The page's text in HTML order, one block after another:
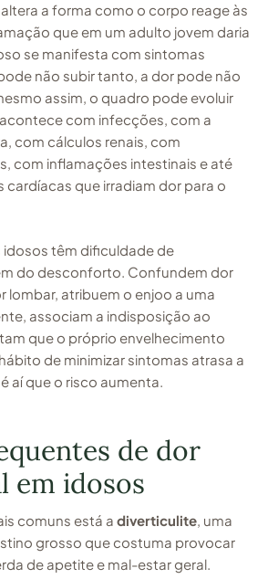
a forma como o corpo reage às
que em um adulto jovem daria
se manifesta com sintomas
não subir tanto, a dor pode não
assim, o quadro pode evoluir
com infecções, com a
com cálculos renais, com
com inflamações intestinais e até
que irradiam dor para o
idosos têm dificuldade de
do desconforto. Confundem dor
lombar, atribuem o enjoo a uma
associam a indisposição ao
que o próprio envelhecimento
de minimizar sintomas atrasa a
aí que o risco aumenta.
de dor
em idosos
comuns está a diverticulite , uma
grosso que costuma provocar
de apetite e mal-estar geral.